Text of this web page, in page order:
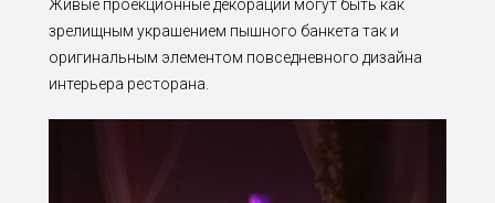
Живые проекционные декорации могут быть как
зрелищным украшением пышного банкета так и
оригинальным элементом повседневного дизайна
интерьера ресторана.